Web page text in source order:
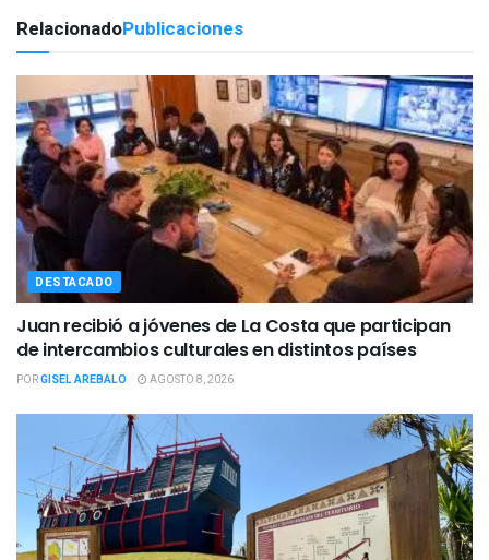
RelacionadoPublicaciones
DESTACADO
Juan recibió a jóvenes de La Costa que participan
de intercambios culturales en distintos países
PORGISEL AREBALO AGOSTO 8, 2026